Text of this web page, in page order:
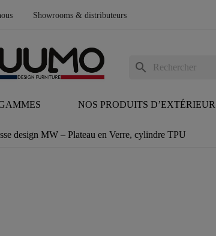
Showrooms & distributeurs
NOS PRODUITS D’EXTÉRIEUR
search
design MW – Plateau en Verre, cylindre TPU